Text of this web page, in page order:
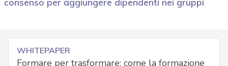
WHITEPAPER
Formare per trasformare: come la formazione